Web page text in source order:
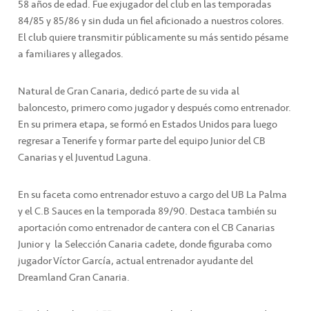
58 años de edad. Fue exjugador del club en las temporadas
84/85 y 85/86 y sin duda un fiel aficionado a nuestros colores.
El club quiere transmitir públicamente su más sentido pésame
a familiares y allegados.
Natural de Gran Canaria, dedicó parte de su vida al
baloncesto, primero como jugador y después como entrenador.
En su primera etapa, se formó en Estados Unidos para luego
regresar a Tenerife y formar parte del equipo Junior del CB
Canarias y el Juventud Laguna.
En su faceta como entrenador estuvo a cargo del UB La Palma
y el C.B Sauces en la temporada 89/90. Destaca también su
aportación como entrenador de cantera con el CB Canarias
Junior y la Selección Canaria cadete, donde figuraba como
jugador Víctor García, actual entrenador ayudante del
Dreamland Gran Canaria.